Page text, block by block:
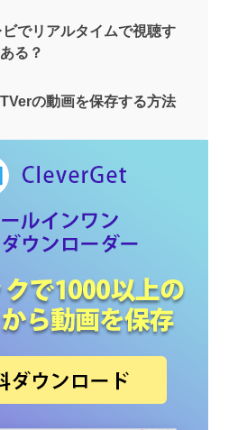
でリアルタイムで視聴す
る？
の動画を保存する方法